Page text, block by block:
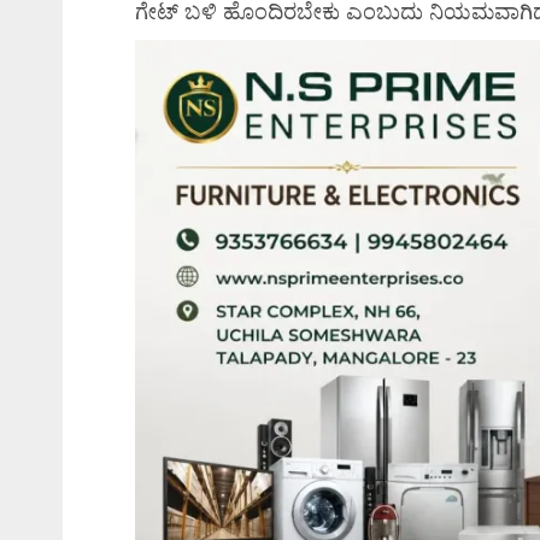
ಗೇಟ್ ಬಳಿ ಹೊಂದಿರಬೇಕು ಎಂಬುದು